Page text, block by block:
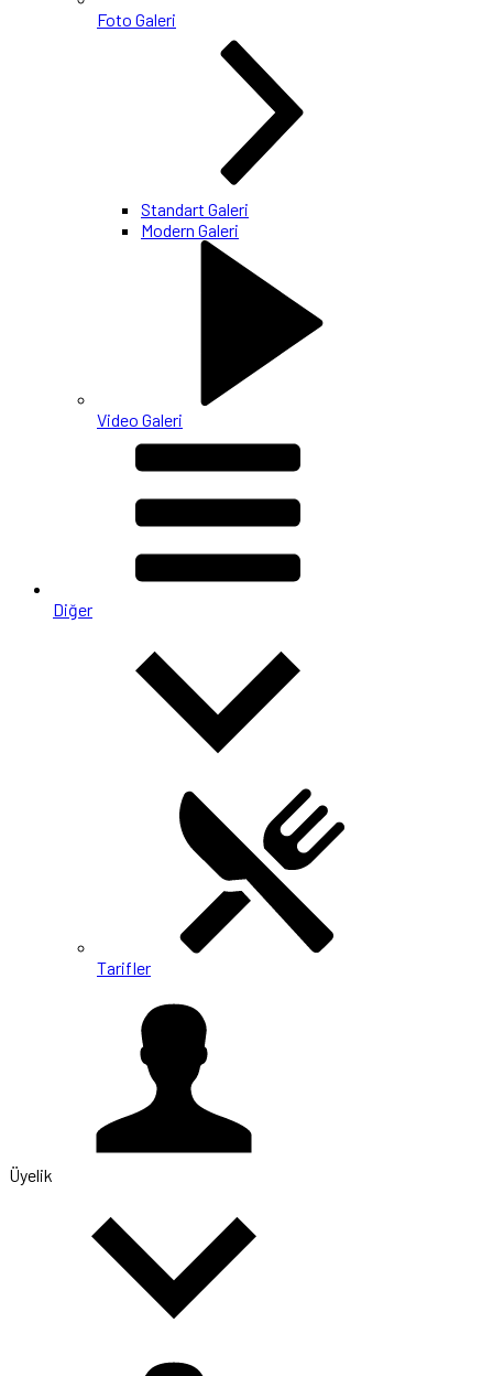
Foto Galeri
Standart Galeri
Modern Galeri
Video Galeri
Diğer
Tarifler
Üyelik